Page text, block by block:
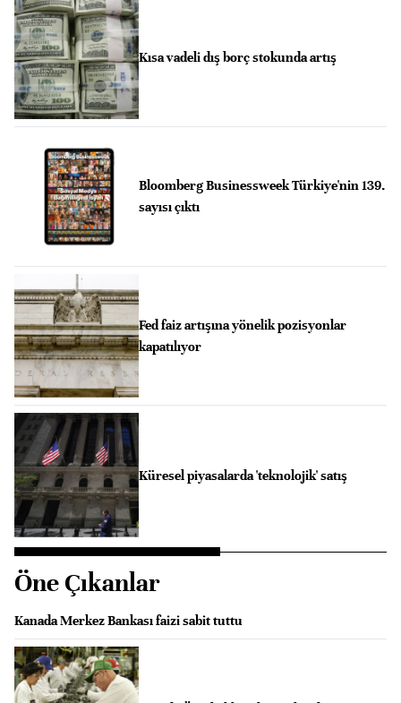
Kısa vadeli dış borç stokunda artış
Bloomberg Businessweek Türkiye'nin 139.
sayısı çıktı
Fed faiz artışına yönelik pozisyonlar
kapatılıyor
Küresel piyasalarda 'teknolojik' satış
Öne Çıkanlar
Kanada Merkez Bankası faizi sabit tuttu